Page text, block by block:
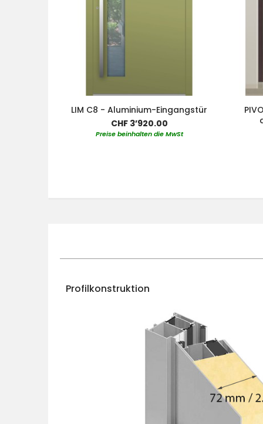
LIM C8 - Aluminium-Eingangstür
CHF 3’920.00
Preise beinhalten die MwSt